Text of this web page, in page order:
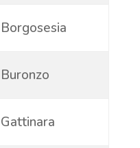
Borgosesia
Buronzo
Gattinara